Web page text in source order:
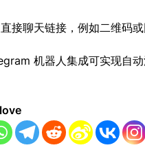
接聊天链接，例如二维码
机器人集成可实现自